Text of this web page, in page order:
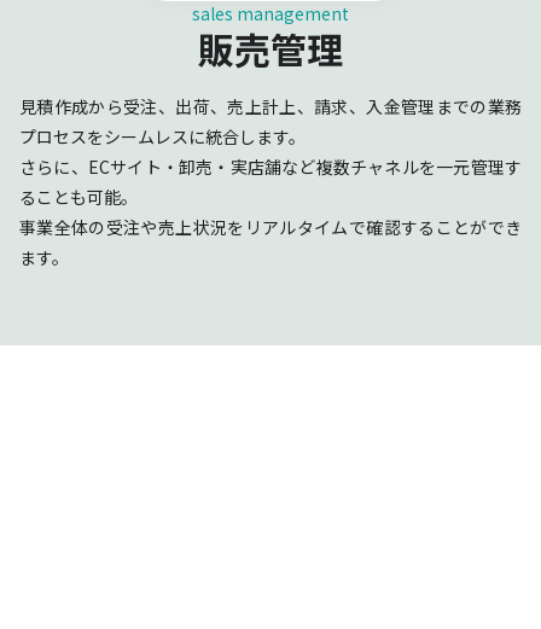
sales management
販売管理
見積作成から受注、出荷、売上計上、請求、入金管理までの業務
プロセスをシームレスに統合します。
さらに、ECサイト・卸売・実店舗など複数チャネルを一元管理す
ることも可能。
事業全体の受注や売上状況をリアルタイムで確認することができ
ます。